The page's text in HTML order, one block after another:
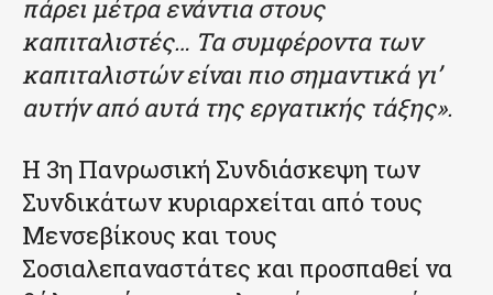
πάρει μέτρα ενάντια στους
καπιταλιστές… Τα συμφέροντα των
καπιταλιστών είναι πιο σημαντικά γι’
αυτήν από αυτά της εργατικής τάξης».
Η 3η Πανρωσική Συνδιάσκεψη των
Συνδικάτων κυριαρχείται από τους
Μενσεβίκους και τους
Σοσιαλεπαναστάτες και προσπαθεί να